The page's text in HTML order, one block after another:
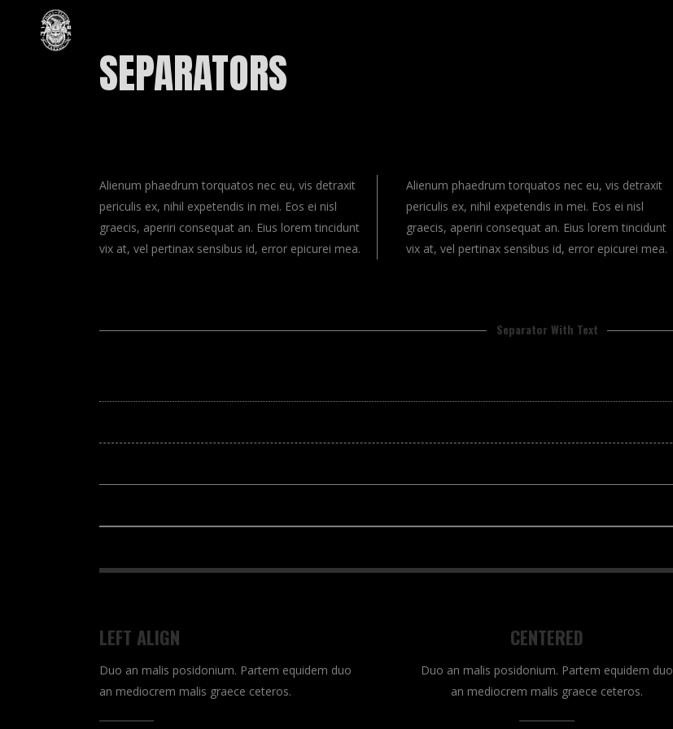
SEPARATORS
Alienum phaedrum torquatos nec eu, vis detraxit
periculis ex, nihil expetendis in mei. Eos ei nisl
graecis, aperiri consequat an. Eius lorem tincidunt
vix at, vel pertinax sensibus id, error epicurei mea.
Alienum phaedrum torquatos nec eu, vis detraxit
periculis ex, nihil expetendis in mei. Eos ei nisl
graecis, aperiri consequat an. Eius lorem tincidunt
vix at, vel pertinax sensibus id, error epicurei mea.
Separator With Text
LEFT ALIGN
Duo an malis posidonium. Partem equidem duo
an mediocrem malis graece ceteros.
CENTERED
Duo an malis posidonium. Partem equidem duo
an mediocrem malis graece ceteros.